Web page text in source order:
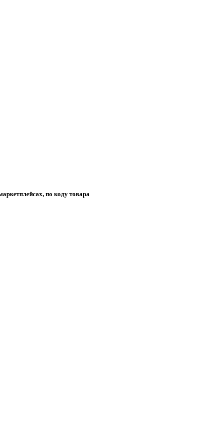
по коду товара